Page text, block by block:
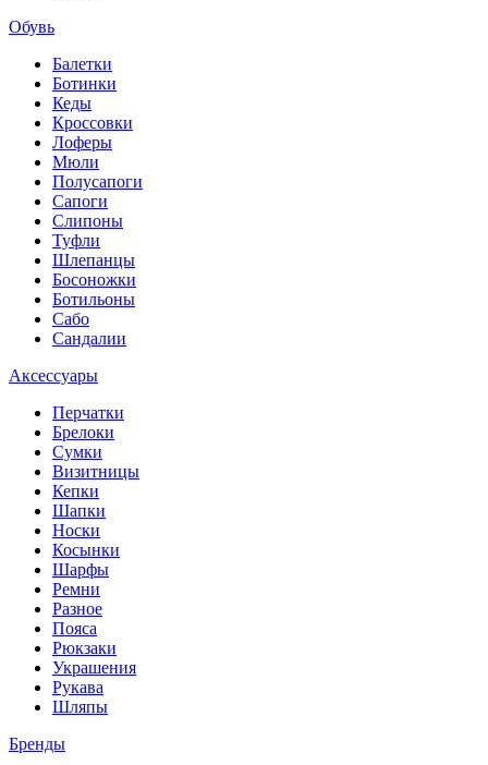
Обувь
Балетки
Ботинки
Кеды
Кроссовки
Лоферы
Мюли
Полусапоги
Сапоги
Слипоны
Туфли
Шлепанцы
Босоножки
Ботильоны
Сабо
Сандалии
Аксессуары
Перчатки
Брелоки
Сумки
Визитницы
Кепки
Шапки
Носки
Косынки
Шарфы
Ремни
Разное
Пояса
Рюкзаки
Украшения
Рукава
Шляпы
Бренды